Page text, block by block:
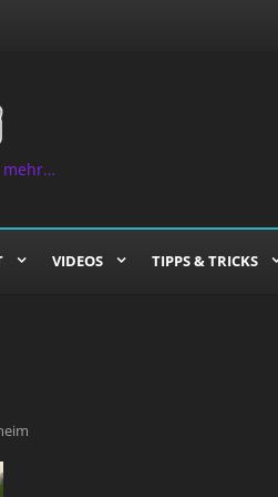
mehr…
VIDEOS TIPPS & TRICKS